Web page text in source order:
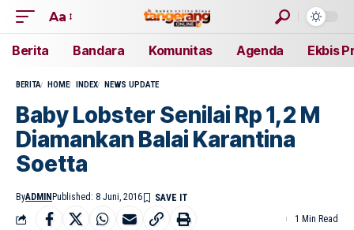
Aa
Berita Bandara Komunitas Agenda Ekbis
BERITA HOME INDEX NEWS UPDATE
Baby Lobster Senilai Rp 1,2 M
Diamankan Balai Karantina
Soetta
ByADMIN Published: 8 Juni, 2016
1 Min Read